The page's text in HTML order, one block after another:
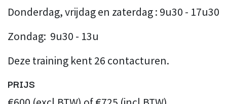
Donderdag, vrijdag en zaterdag : 9u30 - 17u30
Zondag: 9u30 - 13u
Deze training kent 26 contacturen.
PRIJS